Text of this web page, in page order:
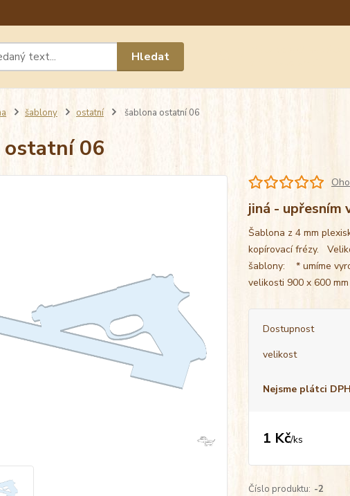
Hledat
šablony ostatní šablona ostatní 06
ostatní 06
jiná - upřesním
Šablona z 4 mm
kopírovací frézy.
šablony: * umíme
velikosti 900 x 600
Dostupnost
velikost
Nejsme plátci DPH
1 Kč/ks
Číslo produktu: -2